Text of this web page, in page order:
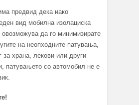
предвид дека иако
вид мобилна изолациска
да го минимизирате
на неопходните патувања,
за храна, лекови или други
патувањето со автомобил не е